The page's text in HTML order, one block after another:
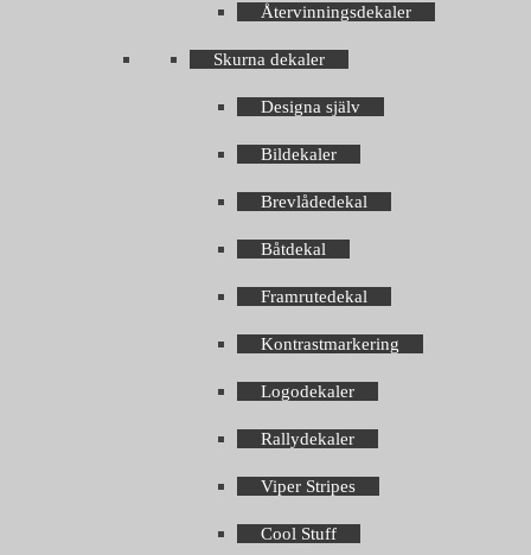
Återvinningsdekaler
Skurna dekaler
Designa själv
Bildekaler
Brevlådedekal
Båtdekal
Framrutedekal
Kontrastmarkering
Logodekaler
Rallydekaler
Viper Stripes
Cool Stuff